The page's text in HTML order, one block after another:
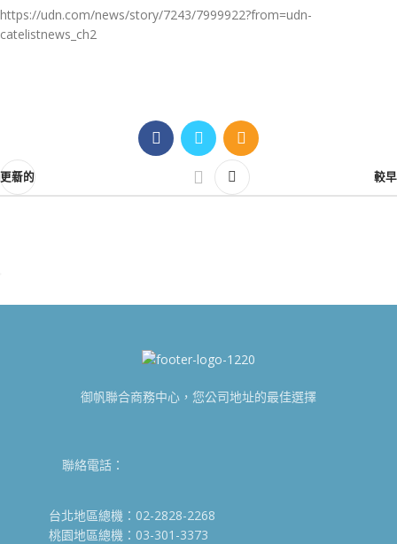
https://udn.com/news/story/7243/7999922?from=udn-
catelistnews_ch2
更新的 較早
御帆聯合商務中心，您公司地址的最佳選擇
聯絡電話：
台北地區總機：02-2828-2268
桃園地區總機：03-301-3373